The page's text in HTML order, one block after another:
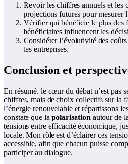
Revoir les chiffres annuels et les
projections futures pour mesurer
Vérifier qui bénéficie le plus des
bénéficiaires influencent les
Considérer l’évolutivité des
les entreprises.
Conclusion et
En résumé, le cœur du débat n’est pas
chiffres, mais de choix collectifs sur la
l’énergie renouvelable et répartissons
constate que la polarisation autour de la
tensions entre efficacité économique,
locale. Mon rôle est d’éclairer ces
accessible, afin que chacun puisse
participer au dialogue.